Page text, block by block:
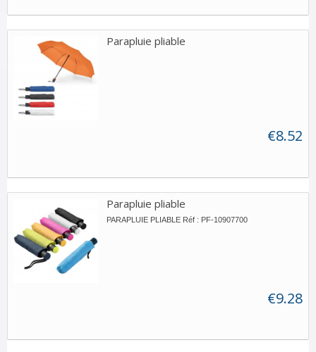
Parapluie pliable
€8.52
Parapluie pliable
PARAPLUIE PLIABLE Réf : PF-10907700
€9.28